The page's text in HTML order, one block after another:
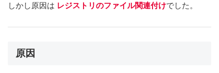
しかし原因は レジストリのファイル関連付けでした。
原因